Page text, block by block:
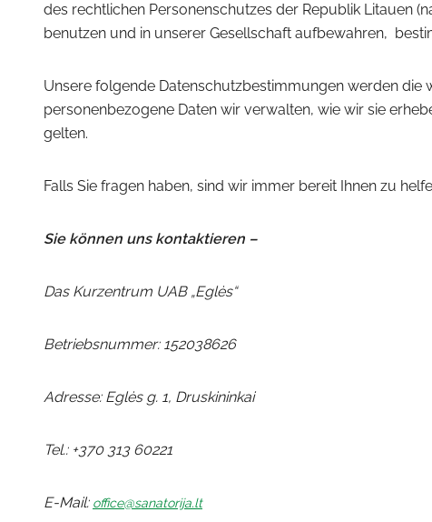
des rechtlichen Personenschutzes der Republik Litauen
benutzen und in unserer Gesellschaft aufbewahren,
Unsere folgende Datenschutzbestimmungen werden
personenbezogene Daten wir verwalten, wie wir sie
gelten.
Falls Sie fragen haben, sind wir immer bereit Ihnen zu
Sie können uns kontaktieren –
Das Kurzentrum UAB „Eglės“
Betriebsnummer: 152038626
Adresse: Eglės g. 1, Druskininkai
Tel.: +370 313 60221
E-Mail: office@sanatorija.lt